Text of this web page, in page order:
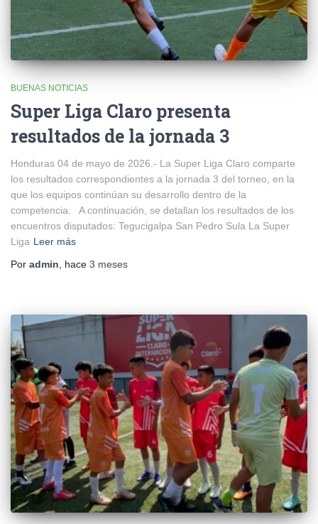
BUENAS NOTICIAS
Super Liga Claro presenta
resultados de la jornada 3
Honduras 04 de mayo de 2026.- La Super Liga Claro comparte
los resultados correspondientes a la jornada 3 del torneo, en la
que los equipos continúan su desarrollo dentro de la
competencia. A continuación, se detallan los resultados de los
encuentros disputados: Tegucigalpa San Pedro Sula La Super
Liga Leer más
Por admin , hace 3 meses